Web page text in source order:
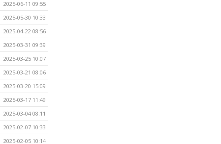
2025-06-11 09:55
2025-05-30 10:33
2025-04-22 08:56
2025-03-31 09:39
2025-03-25 10:07
2025-03-21 08:06
2025-03-20 15:09
2025-03-17 11:49
2025-03-04 08:11
2025-02-07 10:33
2025-02-05 10:14